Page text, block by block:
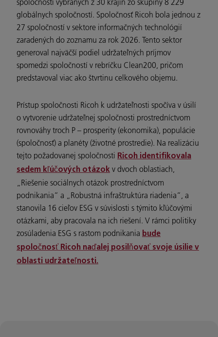
globálnych spoločností. Spoločnosť Ricoh bola jednou z
27 spoločností v sektore informačných technológií
zaradených do zoznamu za rok 2026. Tento sektor
generoval najväčší podiel udržateľných príjmov
spomedzi spoločností v rebríčku Clean200, pričom
predstavoval viac ako štvrtinu celkového objemu.
Prístup spoločnosti Ricoh k udržateľnosti spočíva v úsilí
o vytvorenie udržateľnej spoločnosti prostredníctvom
rovnováhy troch P – prosperity (ekonomika), populácie
(spoločnosť) a planéty (životné prostredie). Na realizáciu
tejto požadovanej spoločnosti Ricoh identifikovala
sedem kľúčových otázok v dvoch oblastiach,
„Riešenie sociálnych otázok prostredníctvom
podnikania“ a „Robustná infraštruktúra riadenia“, a
stanovila 16 cieľov ESG v súvislosti s týmito kľúčovými
otázkami, aby pracovala na ich riešení. V rámci politiky
zosúladenia ESG s rastom podnikania bude
spoločnosť Ricoh naďalej posilňovať svoje úsilie v
oblasti udržateľnosti.